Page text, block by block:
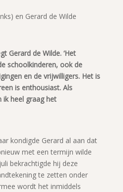
en Gerard de Wilde
Gerard de Wilde. ‘Het
schoolkinderen, ook de
en de vrijwilligers. Het is
is enthousiast. Als
ik heel graag het
kondigde Gerard al aan dat
met een termijn wilde
bekrachtigde hij deze
te zetten onder
wordt het inmiddels